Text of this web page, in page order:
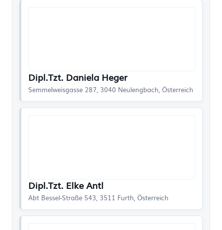
Dipl.Tzt. Daniela Heger
Semmelweisgasse 287, 3040 Neulengbach, Österreich
Dipl.Tzt. Elke Antl
Abt Bessel-Straße 543, 3511 Furth, Österreich